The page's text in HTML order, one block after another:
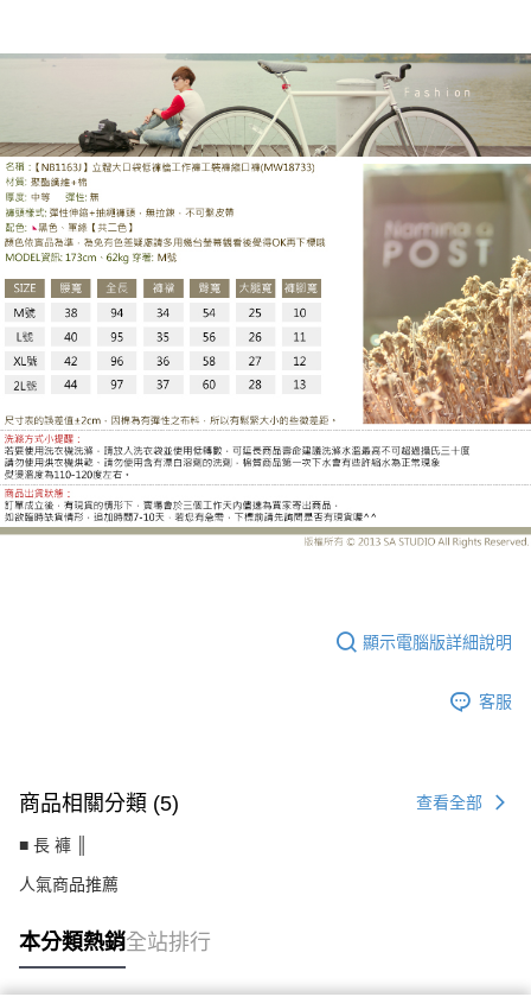
顯示電腦版詳細說明
客服
商品相關分類 (5) 查看全部
■ 長 褲 ║
人氣商品推薦
本分類熱銷全站排行